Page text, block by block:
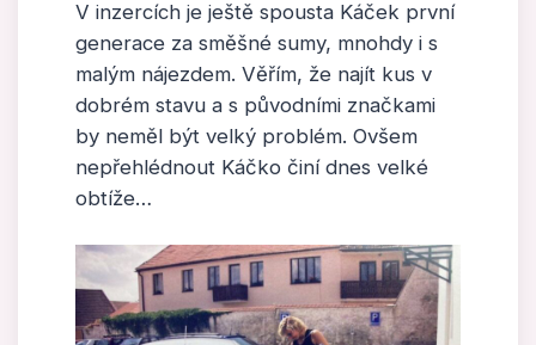
V inzercích je ještě spousta Káček první
generace za směšné sumy, mnohdy i s
malým nájezdem. Věřím, že najít kus v
dobrém stavu a s původními značkami
by neměl být velký problém. Ovšem
nepřehlédnout Káčko činí dnes velké
obtíže…